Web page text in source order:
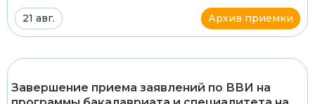
21 авг. Архив приемки
Завершение приема заявлений по ВВИ на